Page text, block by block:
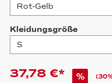
Kleidungsgröße
37,78 €* %